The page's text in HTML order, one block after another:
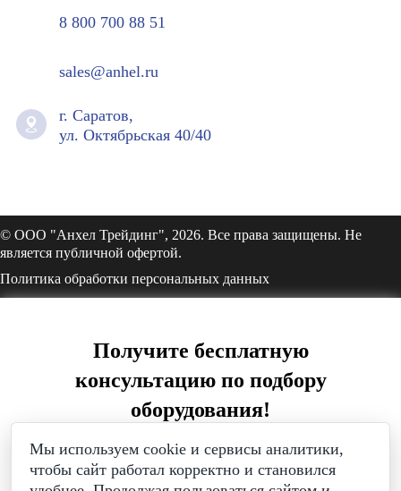
8 800 700 88 51
sales@anhel.ru
г. Саратов,
ул. Октябрьская 40/40
© ООО "Анхел Трейдинг", 2026. Все права защищены. Не
является публичной офертой.
Политика обработки персональных данных
Получите бесплатную
консультацию по подбору
оборудования!
Мы используем cookie и сервисы аналитики,
чтобы сайт работал корректно и становился